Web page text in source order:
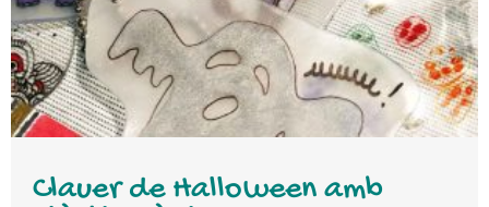
Clauer de Halloween amb